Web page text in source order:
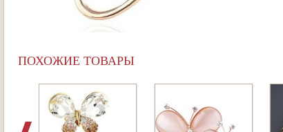
ПОХОЖИЕ ТОВАРЫ